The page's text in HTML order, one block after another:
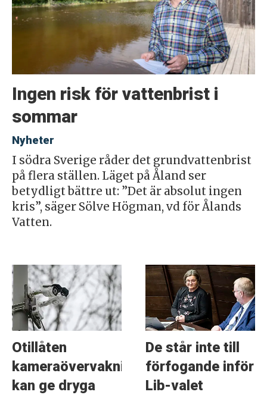
Ingen risk för vattenbrist i
sommar
Nyheter
I södra Sverige råder det grundvattenbrist
på flera ställen. Läget på Åland ser
betydligt bättre ut: ”Det är absolut ingen
kris”, säger Sölve Högman, vd för Ålands
Vatten.
Otillåten
kameraövervakning
kan ge dryga
De står inte till
förfogande inför
Lib-valet